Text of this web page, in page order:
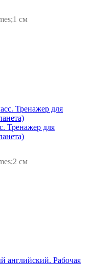
см
Тренажер для
см